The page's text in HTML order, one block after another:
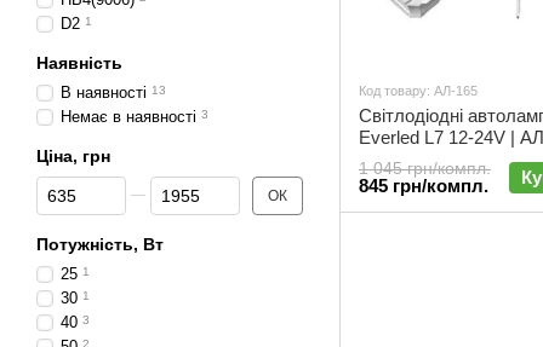
Код товару: АЛ-165
Світлодіодні
Everled L7 12-24V |
1 045 грн/компл.
845 грн/компл.
D2 1
Наявність
В наявності 13
Немає в наявності 3
Ціна, грн
Від Ціна, грн
До Ціна, грн ОК
Потужність, Вт
25 1
30 1
40 3
2